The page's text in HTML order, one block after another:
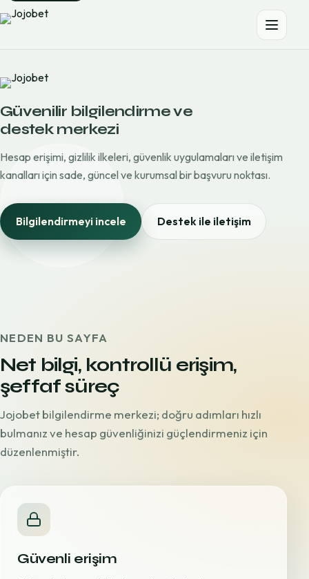
Güvenilir bilgilendirme ve
destek merkezi
Hesap erişimi, gizlilik ilkeleri, güvenlik uygulamaları ve iletişim
kanalları için sade, güncel ve kurumsal bir başvuru noktası.
Bilgilendirmeyi incele Destek ile iletişim
NEDEN BU SAYFA
Net bilgi, kontrollü erişim,
şeffaf süreç
Jojobet bilgilendirme merkezi; doğru adımları hızlı
bulmanız ve hesap güvenliğinizi güçlendirmeniz için
düzenlenmiştir.
Güvenli erişim